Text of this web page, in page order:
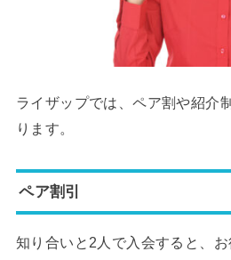
ライザップでは、ペア割や紹介
ります。
ペア割引
知り合いと2人で入会すると、